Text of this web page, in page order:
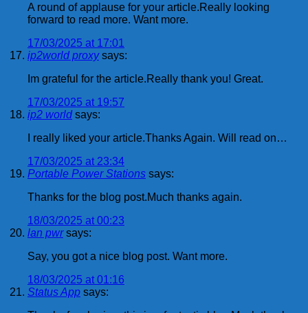
A round of applause for your article.Really looking
forward to read more. Want more.
17/03/2025 at 17:01
ip2world proxy says:
Im grateful for the article.Really thank you! Great.
17/03/2025 at 19:57
ip2 world says:
I really liked your article.Thanks Again. Will read on…
17/03/2025 at 23:34
Portable Power Stations says:
Thanks for the blog post.Much thanks again.
18/03/2025 at 00:23
lan pwr says:
Say, you got a nice blog post. Want more.
18/03/2025 at 01:16
Status App says: